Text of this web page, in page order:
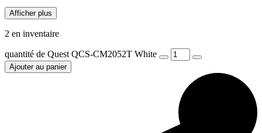
Afficher plus
2 en inventaire
quantité de Quest QCS-CM2052T White
Ajouter au panier